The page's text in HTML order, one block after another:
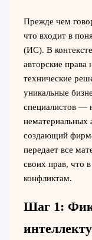
Прежде чем
что входит в
(ИС). В
авторские права
технические
уникальные
специалистов —
нематериальных
создающий
передает все
своих прав, что
конфликтам.
Шаг 1: